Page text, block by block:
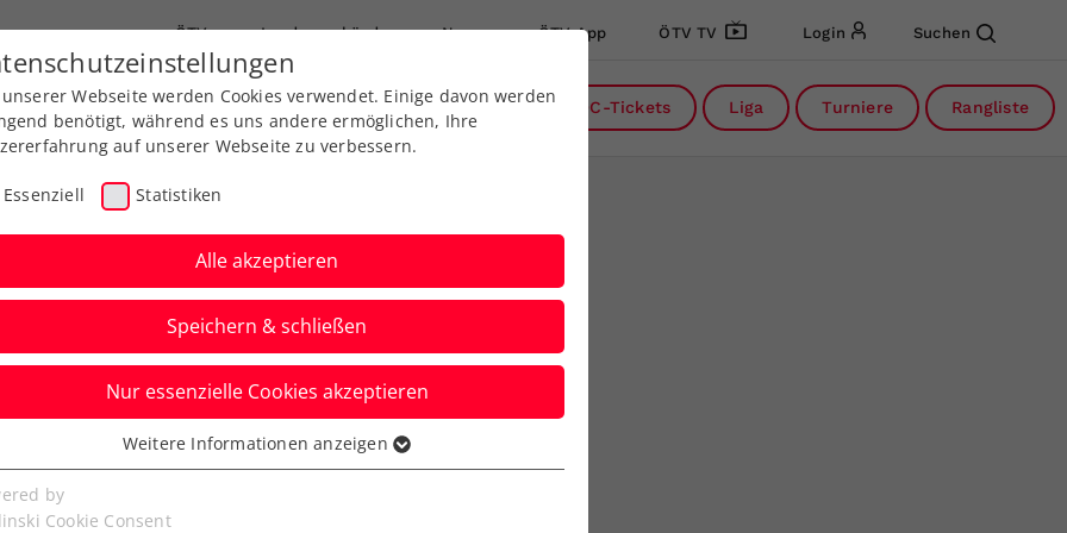
ÖTV Landesverbände News ÖTV App ÖTV TV Login Suchen
Ausbildungen Services Über uns DC-Tickets Liga Turniere Rangliste
Linz: Letzte
und Grabher
Webseite werden Cookies verwendet. Einige davon werden
benötigt, während es uns andere ermöglichen, Ihre
auf unserer Webseite zu verbessern.
Essenziell Statistiken
Alle akzeptieren
Speichern & schließen
Nur essenzielle Cookies akzeptieren
Cookies werden für grundlegende Funktionen der
benötigt. Dadurch ist gewährleistet, dass die Webseite
Weitere Informationen anzeigen
by
Cookie Consent